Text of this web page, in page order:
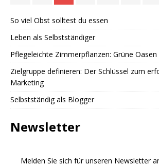
So viel Obst solltest du essen
Leben als Selbstständiger
Pflegeleichte Zimmerpflanzen: Grüne
Zielgruppe definieren: Der Schlüssel zum
Marketing
Selbstständig als Blogger
Newsletter
Melden Sie sich für unseren Newsletter